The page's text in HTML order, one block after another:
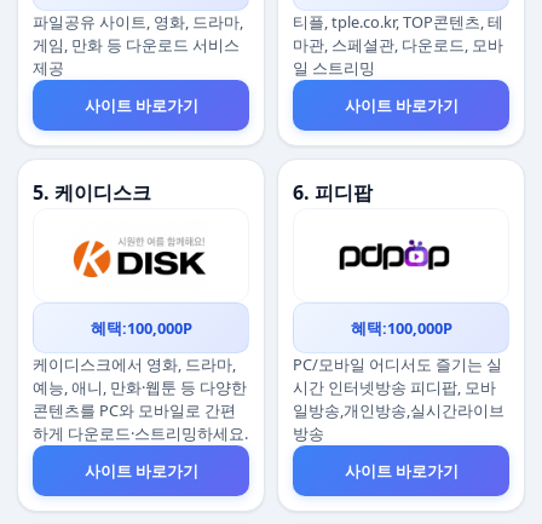
파일공유 사이트, 영화, 드라마,
게임, 만화 등 다운로드 서비스
제공
사이트 바로가기
티플, tple.co.kr, TOP콘텐츠, 테
마관, 스페셜관, 다운로드, 모바
일 스트리밍
사이트 바로가기
5. 케이디스크
혜택:100,000P
케이디스크에서 영화, 드라마,
예능, 애니, 만화·웹툰 등 다양한
콘텐츠를 PC와 모바일로 간편
하게 다운로드·스트리밍하세요.
사이트 바로가기
6. 피디팝
혜택:100,000P
PC/모바일 어디서도 즐기는 실
시간 인터넷방송 피디팝, 모바
일방송,개인방송,실시간라이브
방송
사이트 바로가기